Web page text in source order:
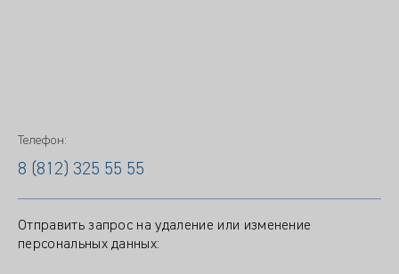
Телефон:
8 (812) 325 55 55
Отправить запрос на удаление или изменение
персональных данных: